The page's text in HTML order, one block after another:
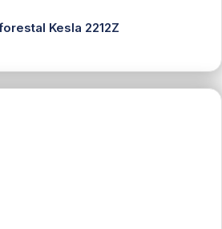
Kesla 2212Z